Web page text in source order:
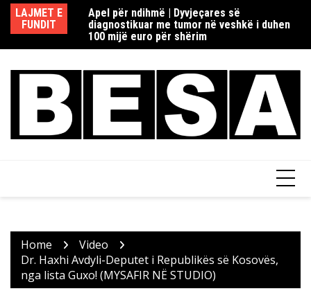
Skip
content
LAJMET E
FUNDIT
rome në
si dhe Fake
Apel për ndihmë | Dyvjeçares së
diagnostikuar me tumor në veshkë i duhen
100 mijë euro për shërim
Home
Video
Dr. Haxhi Avdyli-Deputet i Republikës së Kosovës,
nga lista Guxo! (MYSAFIR NË STUDIO)